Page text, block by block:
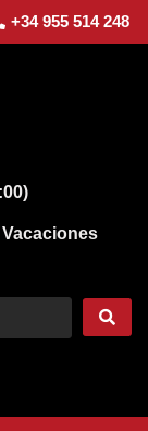
+34 955 514 248